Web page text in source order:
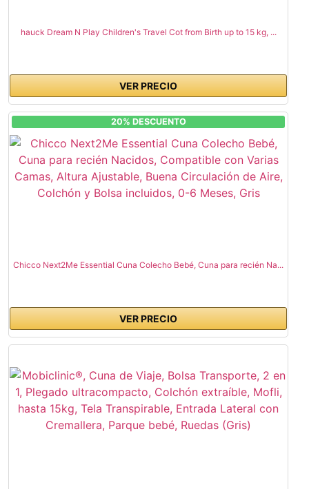
hauck Dream N Play Children's Travel Cot from Birth up to 15 kg, ...
VER PRECIO
20% DESCUENTO
Chicco Next2Me Essential Cuna Colecho Bebé, Cuna para recién Na...
VER PRECIO